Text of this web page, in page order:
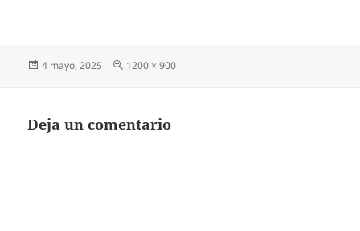
Publicado
4 mayo, 2025
Tamaño
1200 × 900
Deja un comentario